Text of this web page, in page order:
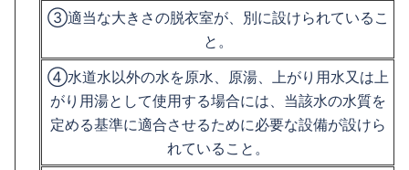
③適当な大きさの脱衣室が、別に設けられているこ
と。
④水道水以外の水を原水、原湯、上がり用水又は上
がり用湯として使用する場合には、当該水の水質を
定める基準に適合させるために必要な設備が設けら
れていること。